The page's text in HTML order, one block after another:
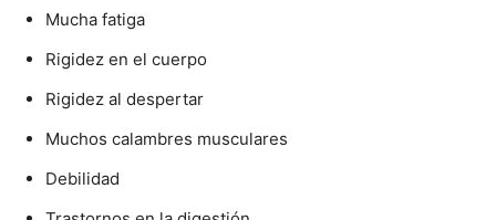
Mucha fatiga
Rigidez en el cuerpo
Rigidez al despertar
Muchos calambres musculares
Debilidad